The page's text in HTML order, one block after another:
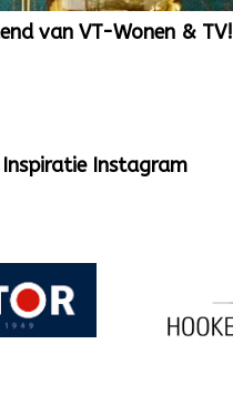
van VT-Wonen & TV!
Inspiratie Instagram